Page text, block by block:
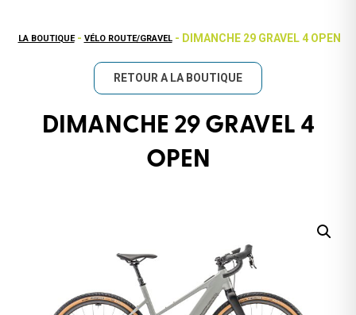
LA BOUTIQUE - VÉLO ROUTE/GRAVEL - DIMANCHE 29 GRAVEL 4 OPEN
RETOUR A LA BOUTIQUE
DIMANCHE 29 GRAVEL 4
OPEN